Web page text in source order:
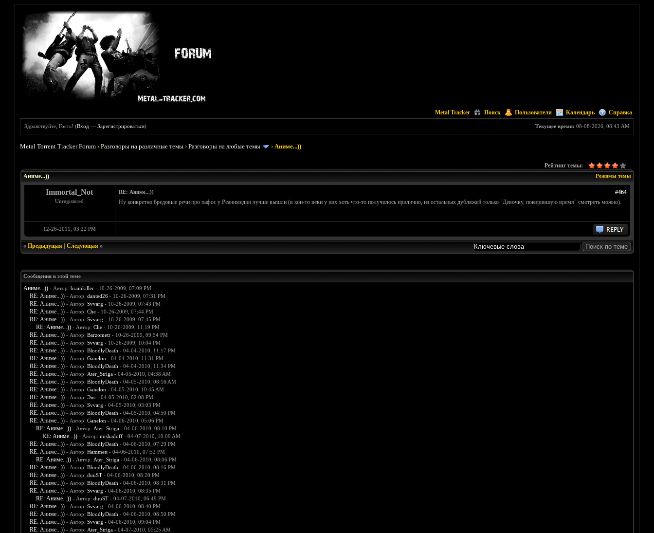
Metal Tracker Поиск Пользователи Календарь Справка
Текущее время: 08-08-2026, 08:43 AM
Здравствуйте, Гость! (Вход —Зарегистрироваться)
Metal Torrent Tracker Forum ›Разговоры на различные темы ›Разговоры на любые темы ›Аниме...))
Рейтинг темы:
Режимы темы
Аниме...))
Immortal_Not
Unregistered
#464
RE: Аниме...))
Ну конкретно бредовые речи про пафос у Реанимедии лучше вышли (в кои-то веки у них хоть что-то получилось прилично, из остальных дубляжей только "Девочку, покорившую время" смотреть можно).
12-26-2011, 03:22 PM
« Предыдущая| Следующая»
Сообщения в этой теме
Аниме...)) - Автор: brainkiller- 10-26-2009, 07:09 PM
RE: Аниме...)) - Автор: danted26- 10-26-2009, 07:31 PM
RE: Аниме...)) - Автор: Svvarg - 10-26-2009, 07:43 PM
RE: Аниме...)) - Автор: Che- 10-26-2009, 07:44 PM
RE: Аниме...)) - Автор: Svvarg - 10-26-2009, 07:45 PM
RE: Аниме...)) - Автор: Che- 10-26-2009, 11:19 PM
RE: Аниме...)) - Автор: Barzometr- 10-26-2009, 09:54 PM
RE: Аниме...)) - Автор: Svvarg - 10-26-2009, 10:04 PM
RE: Аниме...)) - Автор: BloodlyDeath - 04-04-2010, 11:17 PM
RE: Аниме...)) - Автор: Ganelon - 04-04-2010, 11:31 PM
RE: Аниме...)) - Автор: BloodlyDeath - 04-04-2010, 11:34 PM
RE: Аниме...)) - Автор: Ater_Striga- 04-05-2010, 04:38 AM
RE: Аниме...)) - Автор: BloodlyDeath - 04-05-2010, 08:16 AM
RE: Аниме...)) - Автор: Ganelon - 04-05-2010, 10:45 AM
RE: Аниме...)) - Автор: Энс- 04-05-2010, 02:08 PM
RE: Аниме...)) - Автор: Svvarg - 04-05-2010, 03:03 PM
RE: Аниме...)) - Автор: BloodlyDeath - 04-05-2010, 04:50 PM
RE: Аниме...)) - Автор: Ganelon - 04-06-2010, 05:06 PM
RE: Аниме...)) - Автор: Ater_Striga- 04-06-2010, 08:10 PM
RE: Аниме...)) - Автор: mishadoff- 04-07-2010, 10:09 AM
RE: Аниме...)) - Автор: BloodlyDeath - 04-06-2010, 07:29 PM
RE: Аниме...)) - Автор: Hammett- 04-06-2010, 07:52 PM
RE: Аниме...)) - Автор: Ater_Striga- 04-06-2010, 08:06 PM
RE: Аниме...)) - Автор: BloodlyDeath - 04-06-2010, 08:16 PM
RE: Аниме...)) - Автор: duuST- 04-06-2010, 08:20 PM
RE: Аниме...)) - Автор: BloodlyDeath - 04-06-2010, 08:31 PM
RE: Аниме...)) - Автор: Svvarg - 04-06-2010, 08:35 PM
RE: Аниме...)) - Автор: duuST- 04-07-2010, 06:49 PM
RE: Аниме...)) - Автор: Svvarg - 04-06-2010, 08:40 PM
RE: Аниме...)) - Автор: BloodlyDeath - 04-06-2010, 08:50 PM
RE: Аниме...)) - Автор: Svvarg - 04-06-2010, 09:04 PM
RE: Аниме...)) - Автор: Ater_Striga- 04-07-2010, 05:25 AM